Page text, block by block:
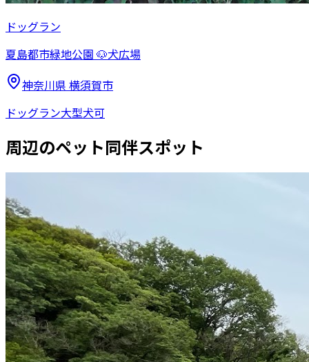
ドッグラン
夏島都市緑地公園 🐶犬広場
神奈川県 横須賀市
ドッグラン大型犬可
周辺のペット同伴スポット